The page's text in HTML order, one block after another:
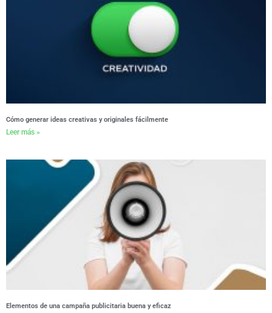
Cómo generar ideas creativas y originales fácilmente
Leer más »
Elementos de una campaña publicitaria buena y eficaz